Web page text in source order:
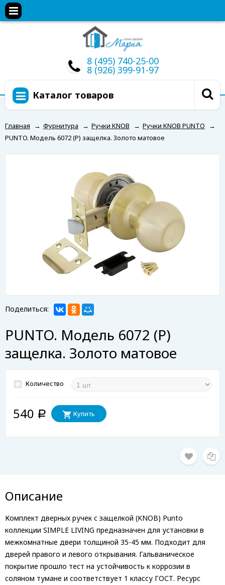
8 (495) 740-25-00
8 (926) 399-91-97
Каталог товаров
Главная → Фурнитура → Ручки KNOB → Ручки KNOB PUNTO
→
PUNTO. Модель 6072 (Р) защелка. Золото матовое
Поделиться:
PUNTO. Модель 6072 (Р)
защелка. Золото матовое
Количество
540 Р Купить
Описание
Комплект дверных ручек с защелкой (KNOB) Punto
коллекции SIMPLE LIVING предназначен для установки в
межкомнатные двери толщиной 35-45 мм. Подходит для
дверей правого и левого открывания. Гальваническое
покрытие прошло тест на устойчивость к коррозии в
соляном тумане и соответствует 1 классу ГОСТ. Ресурс